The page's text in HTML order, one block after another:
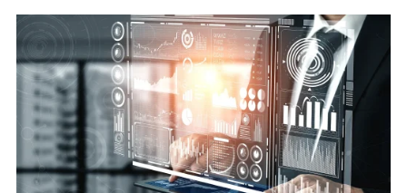
MANAGEMENT
&
SEO,
INKL.